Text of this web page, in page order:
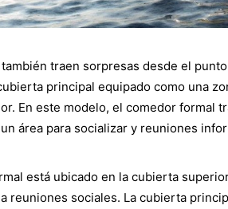
traen sorpresas desde el
principal equipado como una
En este modelo, el comedor formal
área para socializar y reuniones
está ubicado en la cubierta
reuniones sociales. La cubierta